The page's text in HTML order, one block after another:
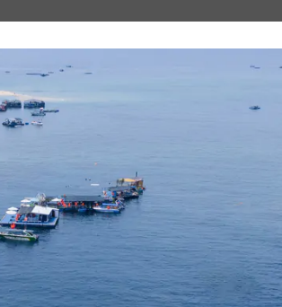
Xu hướng thị
trường
Tiêu dùng và dư
luận
Công nghệ